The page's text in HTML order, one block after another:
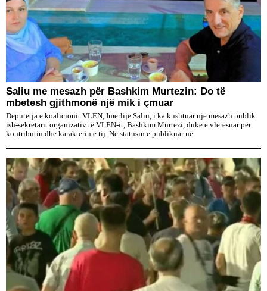
Saliu me mesazh për Bashkim Murtezin: Do të
mbetesh gjithmonë një mik i çmuar
Deputetja e koalicionit VLEN, Imerlije Saliu, i ka kushtuar një mesazh publik
ish-sekretarit organizativ të VLEN-it, Bashkim Murtezi, duke e vlerësuar për
kontributin dhe karakterin e tij. Në statusin e publikuar në